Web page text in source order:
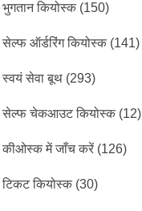
भुगतान कियोस्क (150)
सेल्फ ऑर्डरिंग कियोस्क (141)
स्वयं सेवा बूथ (293)
सेल्फ चेकआउट कियोस्क (12)
कीओस्क में जाँच करें (126)
टिकट कियोस्क (30)